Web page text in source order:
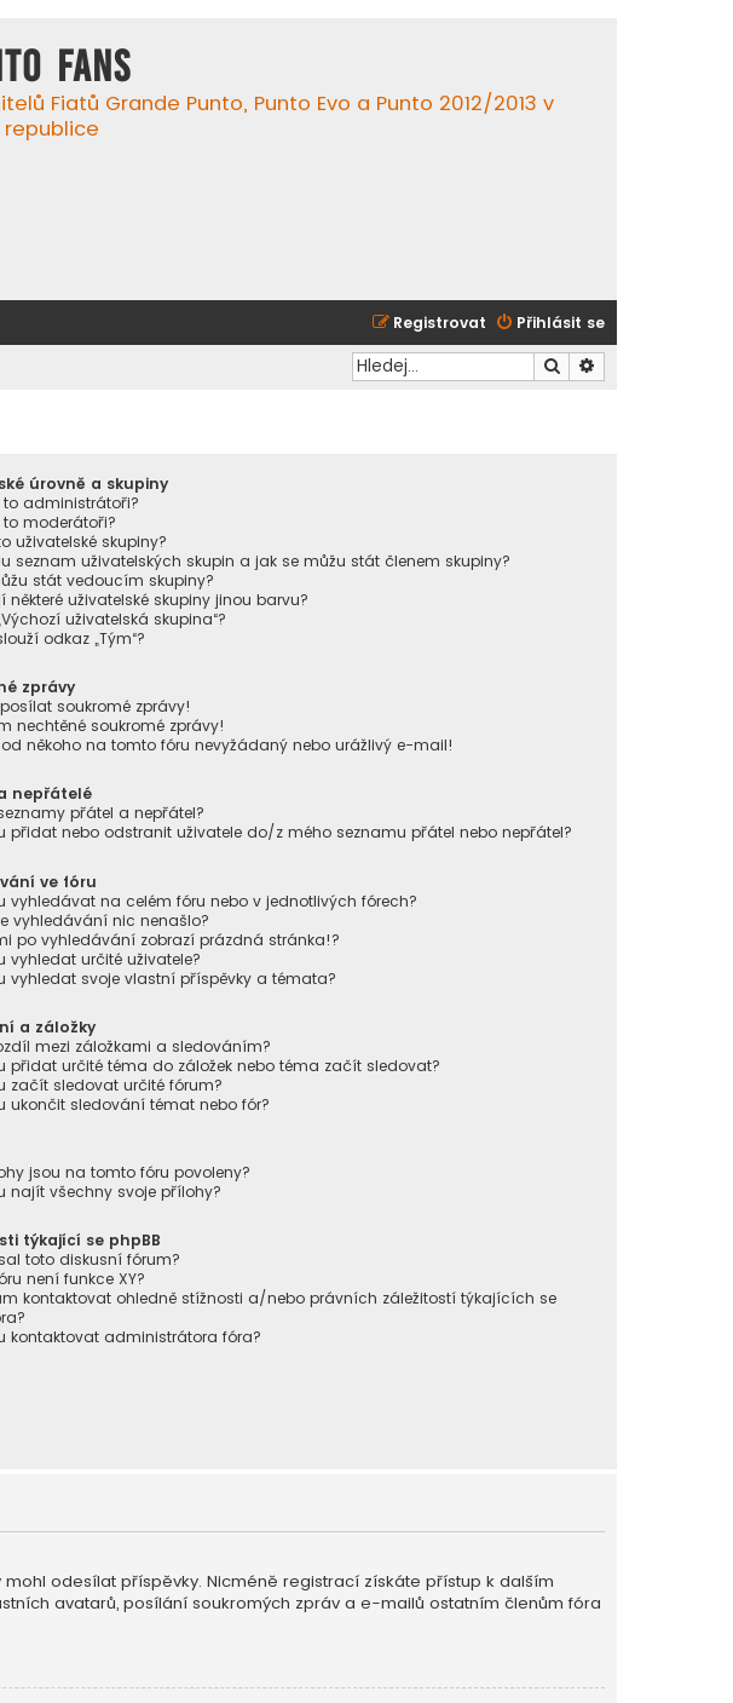
FANS
Fiatů Grande Punto, Punto Evo a Punto 2012/2013 v
republice
Přihlásit se
Registrovat
Hledat
úrovně a skupiny
to administrátoři?
to moderátoři?
uživatelské skupiny?
seznam uživatelských skupin a jak se můžu stát členem skupiny?
stát vedoucím skupiny?
některé uživatelské skupiny jinou barvu?
uživatelská skupina“?
odkaz „Tým“?
zprávy
soukromé zprávy!
nechtěné soukromé zprávy!
od někoho na tomto fóru nevyžádaný nebo urážlivý e-mail!
nepřátelé
přátel a nepřátel?
přidat nebo odstranit uživatele do/z mého seznamu přátel nebo nepřátel?
ve fóru
vyhledávat na celém fóru nebo v jednotlivých fórech?
vyhledávání nic nenašlo?
po vyhledávání zobrazí prázdná stránka!?
vyhledat určité uživatele?
vyhledat svoje vlastní příspěvky a témata?
a záložky
mezi záložkami a sledováním?
přidat určité téma do záložek nebo téma začít sledovat?
začít sledovat určité fórum?
ukončit sledování témat nebo fór?
jsou na tomto fóru povoleny?
najít všechny svoje přílohy?
týkající se phpBB
toto diskusní fórum?
není funkce XY?
kontaktovat ohledně stížnosti a/nebo právních záležitostí týkajících se
kontaktovat administrátora fóra?
odesílat příspěvky. Nicméně registrací získáte přístup k dalším
avatarů, posílání soukromých zpráv a e-mailů ostatním členům fóra